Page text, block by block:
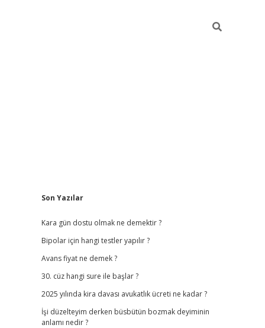
Sidebar
Son Yazılar
Kara gün dostu olmak ne demektir ?
Bipolar için hangi testler yapılır ?
Avans fiyat ne demek ?
30. cüz hangi sure ile başlar ?
2025 yılında kira davası avukatlık ücreti ne kadar ?
İşi düzelteyim derken büsbütün bozmak deyiminin
anlamı nedir ?